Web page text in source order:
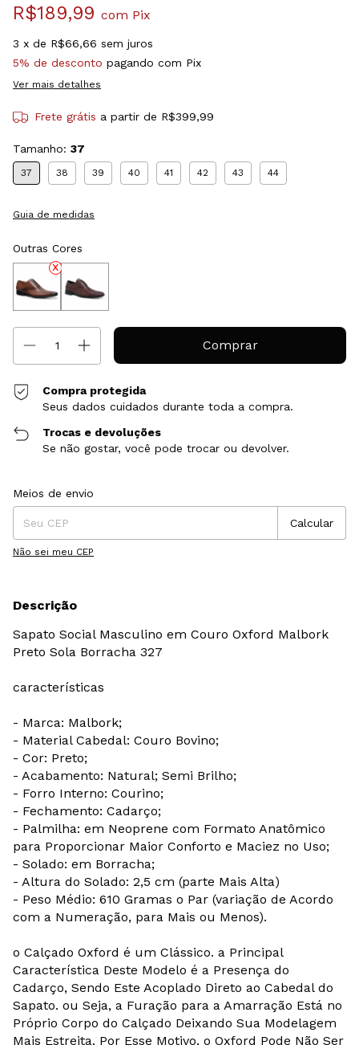
R$189,99 com Pix
3 x de R$66,66 sem juros
5% de desconto pagando com Pix
Ver mais detalhes
Frete grátis a partir de R$399,99
Tamanho: 37
37 38 39 40 41 42 43 44
Guia de medidas
Outras Cores
Compra protegida
Seus dados cuidados durante toda a compra.
Trocas e devoluções
Se não gostar, você pode trocar ou devolver.
Entregas para o CEP:
Meios de envio
Calcular
Não sei meu CEP
Descrição
Sapato Social Masculino em Couro Oxford Malbork
Preto Sola Borracha 327
características
- Marca: Malbork;
- Material Cabedal: Couro Bovino;
- Cor: Preto;
- Acabamento: Natural; Semi Brilho;
- Forro Interno: Courino;
- Fechamento: Cadarço;
- Palmilha: em Neoprene com Formato Anatômico
para Proporcionar Maior Conforto e Maciez no Uso;
- Solado: em Borracha;
- Altura do Solado: 2,5 cm (parte Mais Alta)
- Peso Médio: 610 Gramas o Par (variação de Acordo
com a Numeração, para Mais ou Menos).
o Calçado Oxford é um Clássico. a Principal
Característica Deste Modelo é a Presença do
Cadarço, Sendo Este Acoplado Direto ao Cabedal do
Sapato. ou Seja, a Furação para a Amarração Está no
Próprio Corpo do Calçado Deixando Sua Modelagem
Mais Estreita. Por Esse Motivo, o Oxford Pode Não Ser